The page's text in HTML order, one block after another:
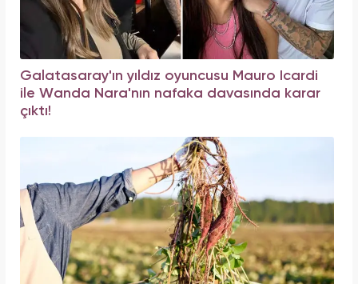
Galatasaray'ın yıldız oyuncusu Mauro Icardi
ile Wanda Nara'nın nafaka davasında karar
çıktı!